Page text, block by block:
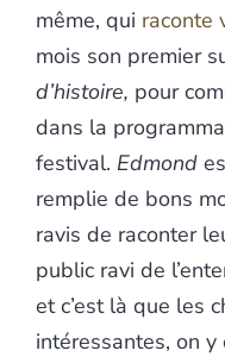
même, qui raconte
mois son premier
d’histoire, pour
dans la
festival. Edmond
remplie de bons
ravis de raconter
public ravi de
et c’est là que les
intéressantes, on